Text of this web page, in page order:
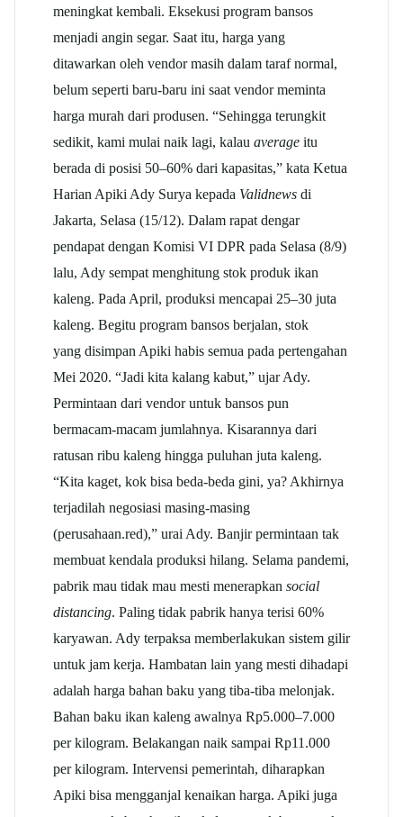
meningkat kembali. Eksekusi program bansos
menjadi angin segar. Saat itu, harga yang
ditawarkan oleh vendor masih dalam taraf normal,
belum seperti baru-baru ini saat vendor meminta
harga murah dari produsen. “Sehingga terungkit
sedikit, kami mulai naik lagi, kalau average itu
berada di posisi 50–60% dari kapasitas,” kata Ketua
Harian Apiki Ady Surya kepada Validnews di
Jakarta, Selasa (15/12). Dalam rapat dengar
pendapat dengan Komisi VI DPR pada Selasa (8/9)
lalu, Ady sempat menghitung stok produk ikan
kaleng. Pada April, produksi mencapai 25–30 juta
kaleng. Begitu program bansos berjalan, stok
yang disimpan Apiki habis semua pada pertengahan
Mei 2020. “Jadi kita kalang kabut,” ujar Ady.
Permintaan dari vendor untuk bansos pun
bermacam-macam jumlahnya. Kisarannya dari
ratusan ribu kaleng hingga puluhan juta kaleng.
“Kita kaget, kok bisa beda-beda gini, ya? Akhirnya
terjadilah negosiasi masing-masing
(perusahaan.red),” urai Ady. Banjir permintaan tak
membuat kendala produksi hilang. Selama pandemi,
pabrik mau tidak mau mesti menerapkan social
distancing. Paling tidak pabrik hanya terisi 60%
karyawan. Ady terpaksa memberlakukan sistem gilir
untuk jam kerja. Hambatan lain yang mesti dihadapi
adalah harga bahan baku yang tiba-tiba melonjak.
Bahan baku ikan kaleng awalnya Rp5.000–7.000
per kilogram. Belakangan naik sampai Rp11.000
per kilogram. Intervensi pemerintah, diharapkan
Apiki bisa mengganjal kenaikan harga. Apiki juga